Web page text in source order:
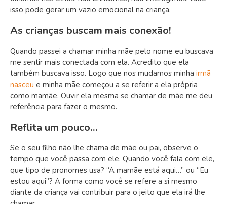
isso pode gerar um vazio emocional na criança.
As crianças buscam mais conexão!
Quando passei a chamar minha mãe pelo nome eu buscava
me sentir mais conectada com ela. Acredito que ela
também buscava isso. Logo que nos mudamos minha irmã
nasceu e minha mãe começou a se referir a ela própria
como mamãe. Ouvir ela mesma se chamar de mãe me deu
referência para fazer o mesmo.
Reflita um pouco…
Se o seu filho não lhe chama de mãe ou pai, observe o
tempo que você passa com ele. Quando você fala com ele,
que tipo de pronomes usa? “A mamãe está aqui…” ou “Eu
estou aqui”? A forma como você se refere a si mesmo
diante da criança vai contribuir para o jeito que ela irá lhe